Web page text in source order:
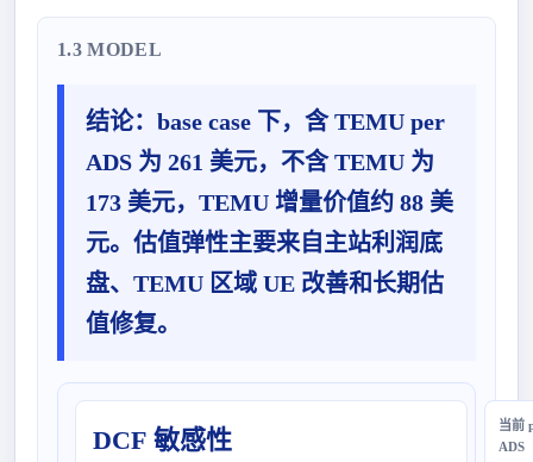
1.3 MODEL
结论： base case 下，含 TEMU per
ADS 为 261 美元，不含 TEMU 为
173 美元，TEMU 增量价值约 88 美
元。估值弹性主要来自主站利润底
盘、TEMU 区域 UE 改善和长期估
值修复。
DCF 敏感性
当前
ADS